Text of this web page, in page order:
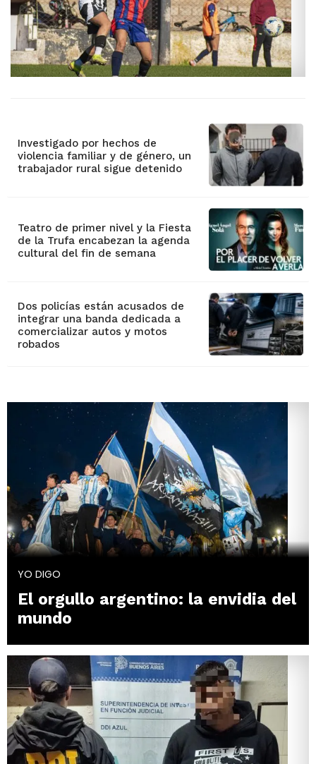
Investigado por hechos de
violencia familiar y de género, un
trabajador rural sigue detenido
Teatro de primer nivel y la Fiesta
de la Trufa encabezan la agenda
cultural del fin de semana
Dos policías están acusados de
integrar una banda dedicada a
comercializar autos y motos
robados
YO DIGO
El orgullo argentino: la envidia del
mundo